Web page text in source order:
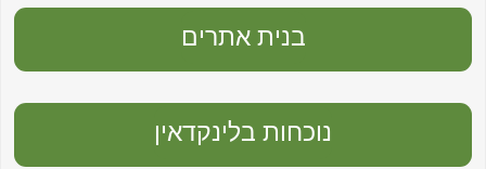
בנית אתרים
נוכחות בלינקדאין